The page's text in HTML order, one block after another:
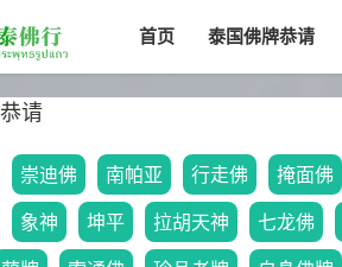
首页 泰国佛牌恭请
请
崇迪佛 南帕亚 行走佛 掩面佛
象神 坤平 拉胡天神 七龙佛